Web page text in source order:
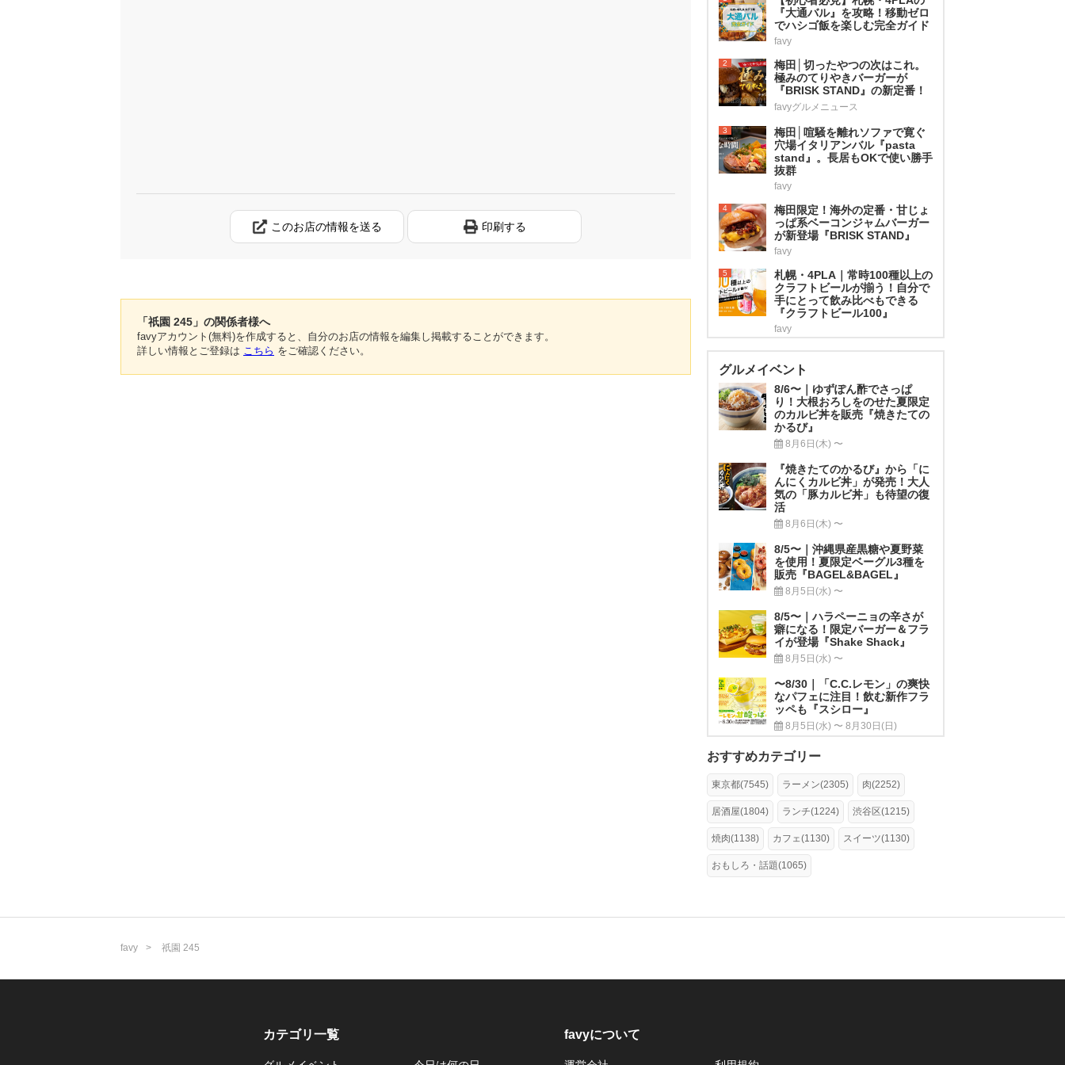
このお店の情報を送る 印刷する
「祇園 245」の関係者様へ
favyアカウント(無料)を作成すると、自分のお店の情報を編集し掲載することができます。
詳しい情報とご登録は こちら をご確認ください。
『大通バル』を攻略！移動ゼロ
でハシゴ飯を楽しむ完全ガイド
favy
2
梅田│切ったやつの次はこれ。
極みのてりやきバーガーが
『BRISK STAND』の新定番！
favyグルメニュース
3
梅田│喧騒を離れソファで寛ぐ
穴場イタリアンバル『pasta
stand』。長居もOKで使い勝手
抜群
favy
4
梅田限定！海外の定番・甘じょ
っぱ系ベーコンジャムバーガー
が新登場『BRISK STAND』
favy
5
札幌・4PLA｜常時100種以上の
クラフトビールが揃う！自分で
手にとって飲み比べもできる
『クラフトビール100』
favy
グルメイベント
8/6〜｜ゆずぽん酢でさっぱ
り！大根おろしをのせた夏限定
のカルビ丼を販売『焼きたての
かるび』
8月6日(木) 〜
『焼きたてのかるび』から「に
んにくカルビ丼」が発売！大人
気の「豚カルビ丼」も待望の復
活
8月6日(木) 〜
8/5〜｜沖縄県産黒糖や夏野菜
を使用！夏限定ベーグル3種を
販売『BAGEL&BAGEL』
8月5日(水) 〜
8/5〜｜ハラペーニョの辛さが
癖になる！限定バーガー＆フラ
イが登場『Shake Shack』
8月5日(水) 〜
〜8/30｜「C.C.レモン」の爽快
なパフェに注目！飲む新作フラ
ッペも『スシロー』
8月5日(水) 〜 8月30日(日)
おすすめカテゴリー
東京都(7545) ラーメン(2305) 肉(2252)
居酒屋(1804) ランチ(1224) 渋谷区(1215)
焼肉(1138) カフェ(1130) スイーツ(1130)
おもしろ・話題(1065)
favy 祇園 245
カテゴリ一覧 favyについて